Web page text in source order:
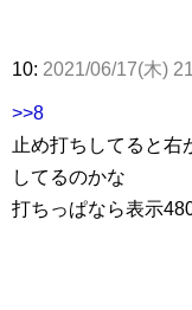
10: 2021/06/17(木)
>>8
止め打ちしてると右
してるのかな
打ちっぱなら表示